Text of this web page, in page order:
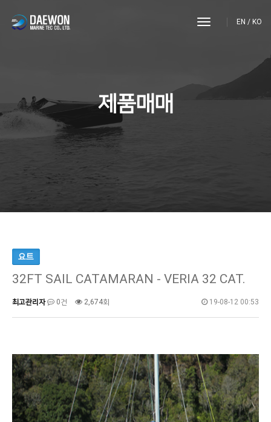
toggle
EN / KO
제품매매
요트
32FT SAIL CATAMARAN - VERIA 32 CAT.
최고관리자 0건 2,674회 19-08-12 00:53